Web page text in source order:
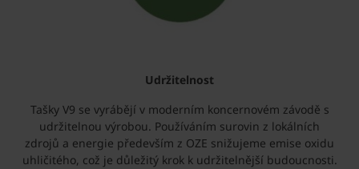
Udržitelnost
Tašky V9 se vyrábějí v moderním koncernovém závodě s
udržitelnou výrobou. Používáním surovin z lokálních
zdrojů a energie především z OZE snižujeme emise oxidu
uhličitého, což je důležitý krok k udržitelnější budoucnosti.